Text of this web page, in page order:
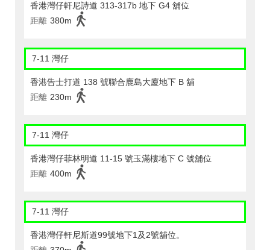
香港灣仔軒尼詩道 313-317b 地下 G4 舖位
距離 380m
7-11 灣仔
香港告士打道 138 號聯合鹿島大廈地下 B 舖
距離 230m
7-11 灣仔
香港灣仔菲林明道 11-15 號玉滿樓地下 C 號舖位
距離 400m
7-11 灣仔
香港灣仔軒尼斯道99號地下1及2號舖位。